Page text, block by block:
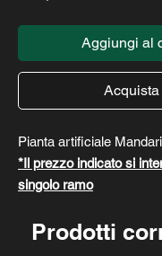
Aggiungi al
Acquista
Pianta artificiale
*Il prezzo indicato si
singolo ramo
Prodotti